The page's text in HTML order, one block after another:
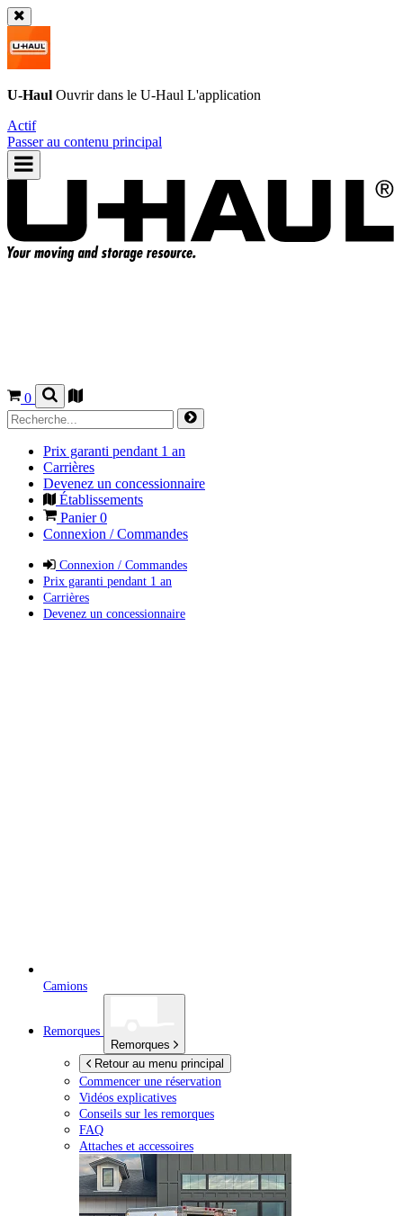
U-Haul Ouvrir dans le U-Haul L'application
Actif
Passer au contenu principal
0
Prix garanti pendant 1 an
Carrières
Devenez un concessionnaire
Établissements
Panier0
Connexion / Commandes
Connexion / Commandes
Prix garanti pendant 1 an
Carrières
Devenez un concessionnaire
Camions
Remorques
Remorques
Retour au menu principal
Commencer une réservation
Vidéos explicatives
Conseils sur les remorques
FAQ
Attaches et accessoires